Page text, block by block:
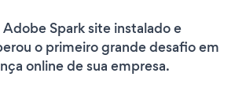
Spark site instalado e
o primeiro grande desafio em
online de sua empresa.